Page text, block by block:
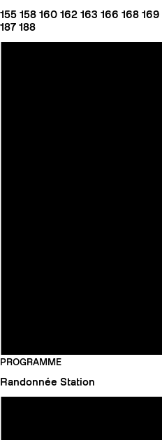
155 158 160 162 163 166 168 169
187 188
PROGRAMME
Randonnée Station